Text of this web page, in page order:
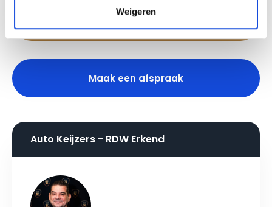
Weigeren
Stel uw vraag
Maak een afspraak
Auto Keijzers - RDW Erkend